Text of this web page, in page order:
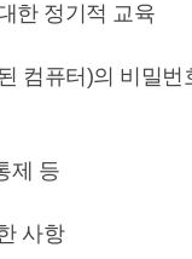
한 정기적 교육
컴퓨터)의 비밀
제 등
사항